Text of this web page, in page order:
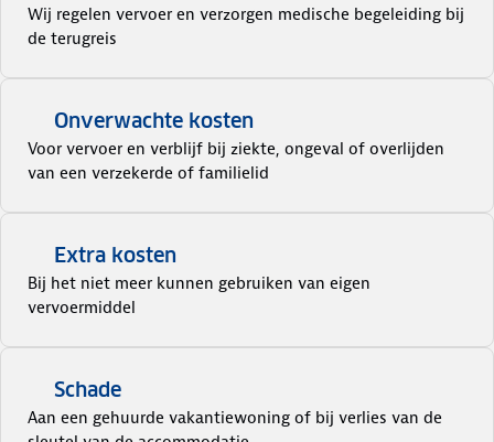
Wij regelen vervoer en verzorgen medische begeleiding bij
de terugreis
Onverwachte kosten
Voor vervoer en verblijf bij ziekte, ongeval of overlijden
van een verzekerde of familielid
Extra kosten
Bij het niet meer kunnen gebruiken van eigen
vervoermiddel
Schade
Aan een gehuurde vakantiewoning of bij verlies van de